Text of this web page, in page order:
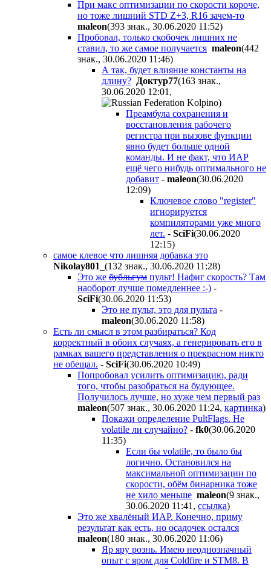
При макс оптимизации по скорости короче,
но тоже лишний STD Z+3, R16 зачем-то
maleon(393 знак., 30.06.2020 11:52)
Пробовал, только скобочек лишних не
ставил, то же самое получается maleon(442
знак., 30.06.2020 11:46)
А так, будет влияние константы на
длину? Дoктyp77(163 знак.,
30.06.2020 12:01 ,
)
Преамбула сохранения и
восстановления рабочего
регистра при вызове функции
явно будет больше одной
команды. И не факт, что ИАР
ещё чего нибудь оптимального не
добавит - maleon(30.06.2020
12:09)
Ключевое слово "register"
игнорируется
компиляторами уже много
лет. - SciFi(30.06.2020
12:15)
самое клевое что лишняя добавка это
Nikolay801_ (132 знак., 30.06.2020 11:28)
Это же бубльгум пульт! Нафиг скорость? Там
наоборот лучше помедленнее :-) -
SciFi(30.06.2020 11:53)
Это не пульт, это для пульта -
maleon(30.06.2020 11:58)
Есть ли смысл в этом разбираться? Код
корректный в обоих случаях, а генерировать его в
рамках вашего представления о прекрасном никто
не обещал. - SciFi(30.06.2020 10:49)
Попробовал усилить оптимизацию, ради
того, чтобы разобраться на будующее.
Получилось лучше, но хуже чем первый раз
maleon(507 знак., 30.06.2020 11:24, картинка)
Покажи определение PultFlags. Не
volatile ли случайно? - fk0(30.06.2020
11:35)
Если бы volatile, то было бы
логично. Остановился на
максимальной оптимизации по
скорости, обём бинарника тоже
не хило меньше maleon(9 знак.,
30.06.2020 11:41 , ссылка)
Это же хвалёный ИАР. Конечно, приму
результат как есть, но осадочек остался
maleon(180 знак., 30.06.2020 11:06)
Яр яру рознь. Имею неоднозначный
опыт с яром для Coldfire и STM8. В